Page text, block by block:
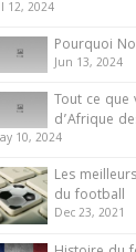
12, 2024
Pourquoi
Jun 13, 2024
Tout ce que
d’Afrique
10, 2024
Les
du football
Dec 23, 2021